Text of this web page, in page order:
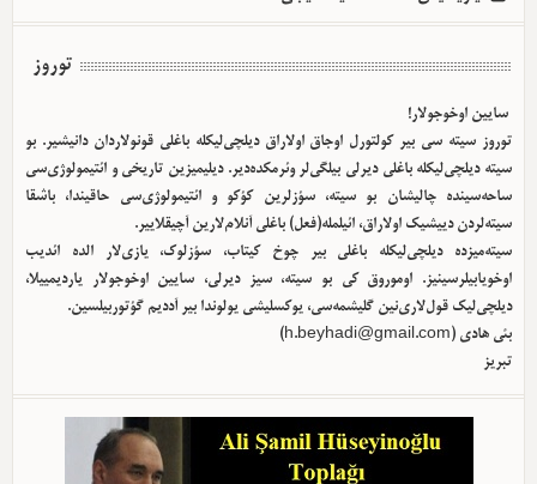
توروز
سایین اوخوجولار!
توروز سیته سی بیر کولتورل اوجاق اولا‌راق دیلچی‌لیکله باغلی قونولاردان دانیشیر. بو
سیته دیلچی‌لیکله باغلی دیرلی بیلگی‌لر وئرمکده‌دیر. دیلیمیزین تاریخی و ائتیمولوژی‌سی
ساحه‌سینده چالیشان بو سیته، سؤزلرین کؤکو و ائتیمولوژی‌سی حاقیندا، باشقا
سیته‌لردن دییشیک اولا‌راق، ائیلمله(فعل) باغلی آنلام‌لارین آچیقلاییر.
سیته‌میزده دیلچی‌لیکله باغلی بیر چوخ کیتاب، سؤزلوک، یازی‌لار الده ائدیب
اوخویابیلرسینیز. اوموروق کی بو سیته، سیز دیرلی، سایین اوخوجولار یاردیمییلا،
دیلچی‌لیک قول‌لاری‌نین گلیشمه‌سی، یوکسلیشی یولوندا بیر آددیم گؤتوربیلسین.
بئی هادی ( h.beyhadi@gmail.com
)
تبریز